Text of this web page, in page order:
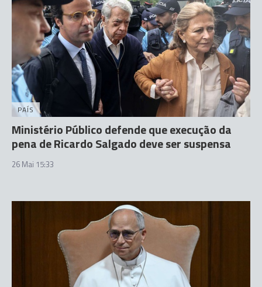
PAÍS
Ministério Público defende que execução da
pena de Ricardo Salgado deve ser suspensa
26 Mai 15:33